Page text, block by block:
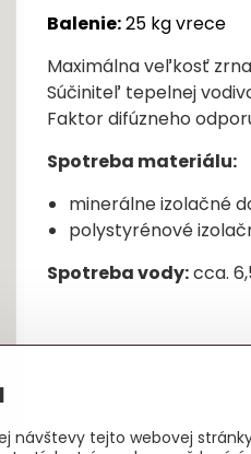
Balenie:25 kg vrece
Maximálna veľkosť
Súčiniteľ tepelnej
Faktor difúzneho
Spotreba materiálu:
minerálne izolačné
polystyrénové
Spotreba vody:cca.
návštevy tejto webovej